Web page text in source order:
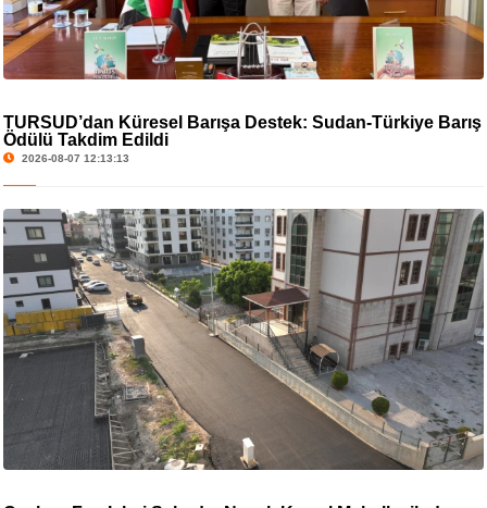
TURSUD’dan Küresel Barışa Destek: Sudan-Türkiye Barış
Ödülü Takdim Edildi
2026-08-07 12:13:13